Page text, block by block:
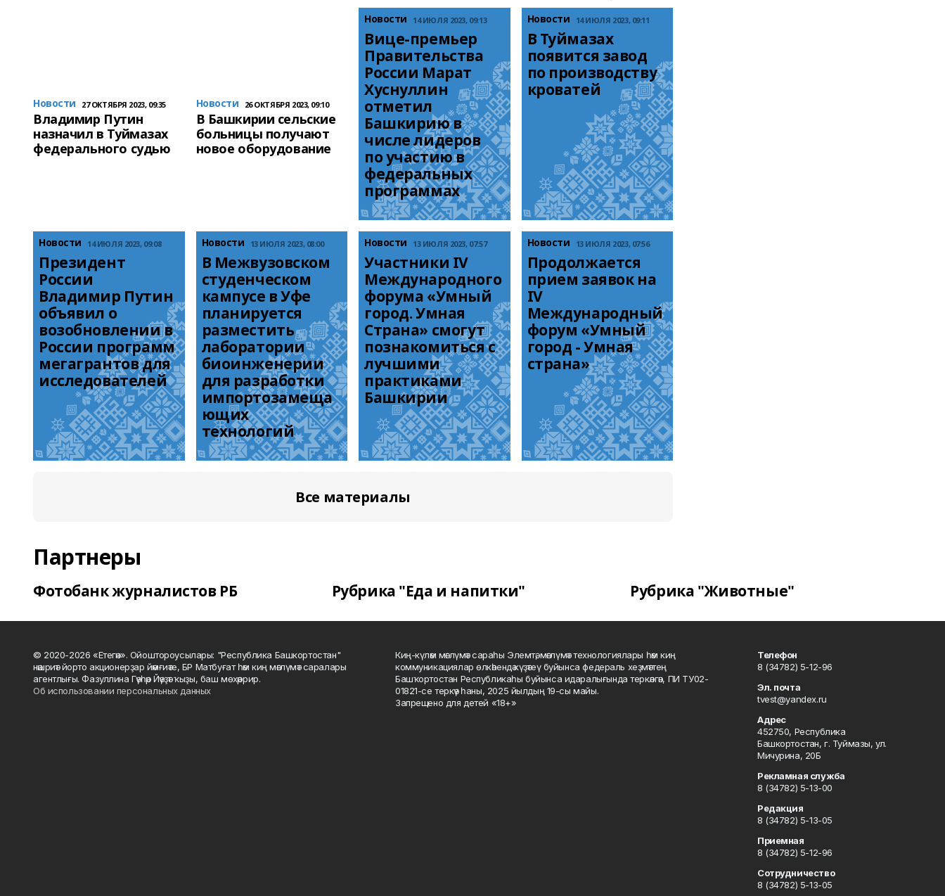
Новости 27 ОКТЯБРЯ 2023, 09:35
Владимир Путин
назначил в Туймазах
федерального судью
Новости 26 ОКТЯБРЯ 2023, 09:10
В Башкирии сельские
больницы получают
новое оборудование
Новости 14 ИЮЛЯ 2023, 09:13
Вице-премьер
Правительства
России Марат
Хуснуллин
отметил
Башкирию в
числе лидеров
по участию в
федеральных
программах
Новости 14 ИЮЛЯ 2023, 09:11
В Туймазах
появится завод
по производству
кроватей
Новости 14 ИЮЛЯ 2023, 09:08
Президент
России
Владимир Путин
объявил о
возобновлении в
России программ
мегагрантов для
исследователей
Новости 13 ИЮЛЯ 2023, 08:00
В Межвузовском
студенческом
кампусе в Уфе
планируется
разместить
лаборатории
биоинженерии
для разработки
импортозамеща
ющих
технологий
Новости 13 ИЮЛЯ 2023, 07:57
Участники IV
Международного
форума «Умный
город. Умная
Страна» смогут
познакомиться с
лучшими
практиками
Башкирии
Новости 13 ИЮЛЯ 2023, 07:56
Продолжается
прием заявок на
IV
Международный
форум «Умный
город - Умная
страна»
Все материалы
Партнеры
Фотобанк журналистов РБ Рубрика "Еда и напитки" Рубрика "Животные"
© 2020-2026 «Етегән». Ойоштороусылары: "Республика Башкортостан"
нәшриәт йорто акционерҙар йәмғиәте, БР Матбуғат һәм киң мәғлүмәт саралары
агентлығы. Фазуллина Гәүһәр Йәүҙәт ҡыҙы, баш мөхәррир.
Об использовании персональных данных
Киң-күләм мәғлүмәт сараһы Элемтә, мәғлүмәт технологиялары һәм киң
коммуникациялар өлкәһендә күҙәтеү буйынса федераль хеҙмәттең
Башҡортостан Республикаһы буйынса идаралығында теркәлгән, ПИ ТУ02-
01821-се теркәү һаны, 2025 йылдың 19-сы майы.
Запрещено для детей «18+»
Телефон
8 (34782) 5-12-96
Эл. почта
tvest@yandex.ru
Адрес
452750, Республика
Башкортостан, г. Туймазы, ул.
Мичурина, 20Б
Рекламная служба
8 (34782) 5-13-00
Редакция
8 (34782) 5-13-05
Приемная
8 (34782) 5-12-96
Сотрудничество
8 (34782) 5-13-05